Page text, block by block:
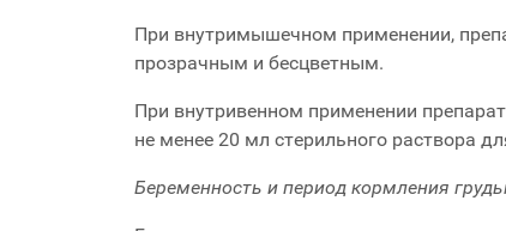
При внутримышечном применении,
прозрачным и бесцветным.
При внутривенном применении
не менее 20 мл стерильного раствора
Беременность и период кормления